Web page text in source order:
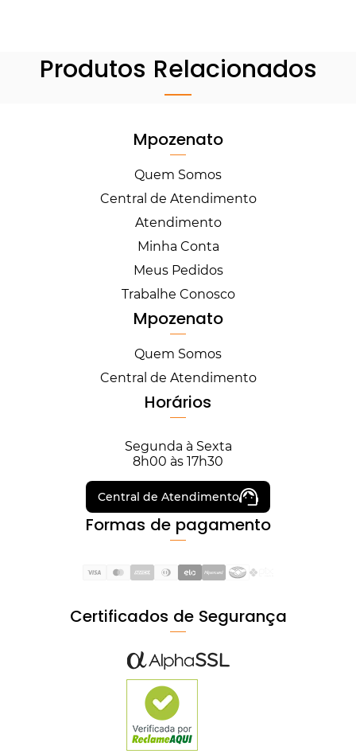
Produtos Relacionados
Mpozenato
Quem Somos
Central de Atendimento
Atendimento
Minha Conta
Meus Pedidos
Trabalhe Conosco
Mpozenato
Quem Somos
Central de Atendimento
Horários
Segunda à Sexta
8h00 às 17h30
Central de Atendimento
Formas de pagamento
Certificados de Segurança